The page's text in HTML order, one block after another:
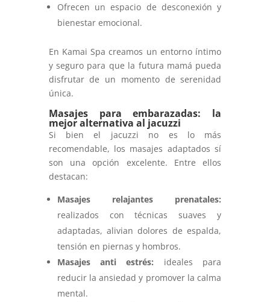
Ofrecen un espacio de desconexión y
bienestar emocional.
En Kamai Spa creamos un entorno íntimo
y seguro para que la futura mamá pueda
disfrutar de un momento de serenidad
única.
Masajes para embarazadas: la
mejor alternativa al jacuzzi
Si bien el jacuzzi no es lo más
recomendable, los masajes adaptados sí
son una opción excelente. Entre ellos
destacan:
Masajes relajantes prenatales:
realizados con técnicas suaves y
adaptadas, alivian dolores de espalda,
tensión en piernas y hombros.
Masajes anti estrés: ideales para
reducir la ansiedad y promover la calma
mental.